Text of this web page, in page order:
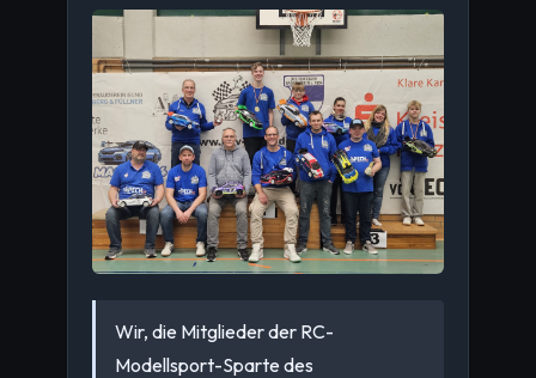
Wir, die Mitglieder der RC-
Modellsport-Sparte des